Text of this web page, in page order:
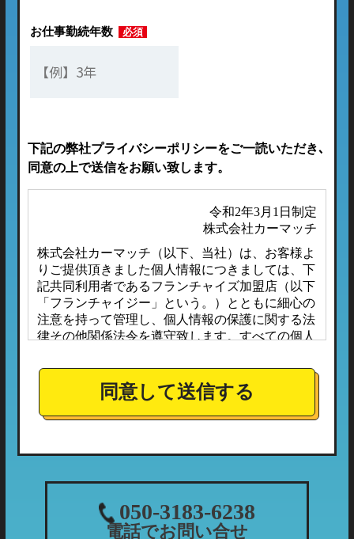
お仕事勤続年数 必須
下記の弊社プライバシーポリシーをご一読いただき､
同意の上で送信をお願い致します。
令和2年3月1日制定
株式会社カーマッチ
株式会社カーマッチ（以下、当社）は、お客様よ
りご提供頂きました個人情報につきましては、下
記共同利用者であるフランチャイズ加盟店（以下
「フランチャイジー」という。）とともに細心の
注意を持って管理し、個人情報の保護に関する法
律その他関係法令を遵守致します。すべての個人
ほか、お客様ご本人の同意なしに第三者へ開示ま
たは提供されることはありません。
また、フランチャイジーとの間においては、事前
に個人情報保護に対する安全性を審査の上、個人
こととしており、適切な管理監督を行ってまいり
当社が収集する個人情報につきましては、下記の
同意して送信する
050-3183-6238
電話でお問い合せ